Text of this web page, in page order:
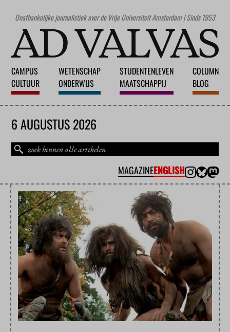
Onafhankelijke journalistiek over de Vrije Universiteit Amsterdam | Sinds 1953
CAMPUS
CULTUUR
WETENSCHAP
ONDERWIJS
STUDENTENLEVEN
MAATSCHAPPIJ
COLUMN
BLOG
6 AUGUSTUS 2026
MAGAZINEENGLISH